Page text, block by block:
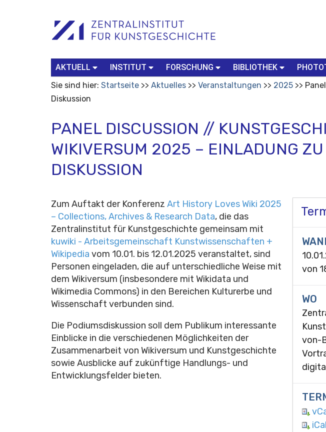
Werkzeuge
Search…
AKTUELL INSTITUT FORSCHUNG BIBLIOTHEK
Sie sind hier: Startseite Aktuelles Veranstaltungen 2025
Diskussion
PANEL DISCUSSION //
WIKIVERSUM 2025 – EINLADUNG
DISKUSSION
von
WO
von-
iCal
Zum Auftakt der Konferenz Art History Loves Wiki 2025
– Collections, Archives & Research Data, die das
Zentralinstitut für Kunstgeschichte gemeinsam mit
kuwiki - Arbeitsgemeinschaft Kunstwissenschaften +
Wikipedia vom 10.01. bis 12.01.2025 veranstaltet, sind
Personen eingeladen, die auf unterschiedliche Weise mit
dem Wikiversum (insbesondere mit Wikidata und
Wikimedia Commons) in den Bereichen Kulturerbe und
Wissenschaft verbunden sind.
Die Podiumsdiskussion soll dem Publikum interessante
Einblicke in die verschiedenen Möglichkeiten der
Zusammenarbeit von Wikiversum und Kunstgeschichte
sowie Ausblicke auf zukünftige Handlungs- und
Entwicklungsfelder bieten.